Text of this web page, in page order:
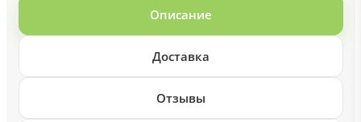
Описание
Доставка
Отзывы